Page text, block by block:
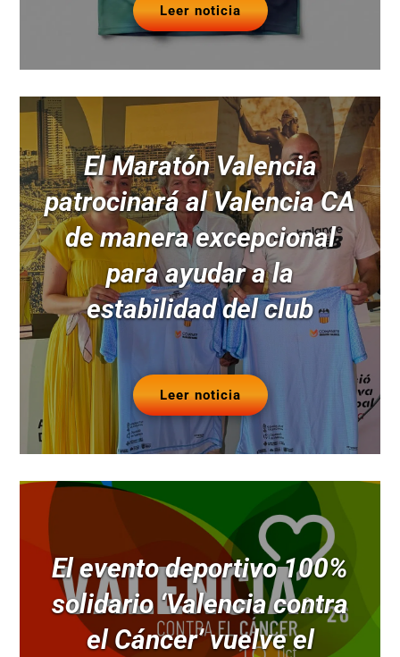
Leer noticia
El Maratón Valencia
patrocinará al Valencia CA
de manera excepcional
para ayudar a la
estabilidad del club
Leer noticia
El evento deportivo 100%
solidario ‘Valencia contra
el Cáncer’ vuelve el